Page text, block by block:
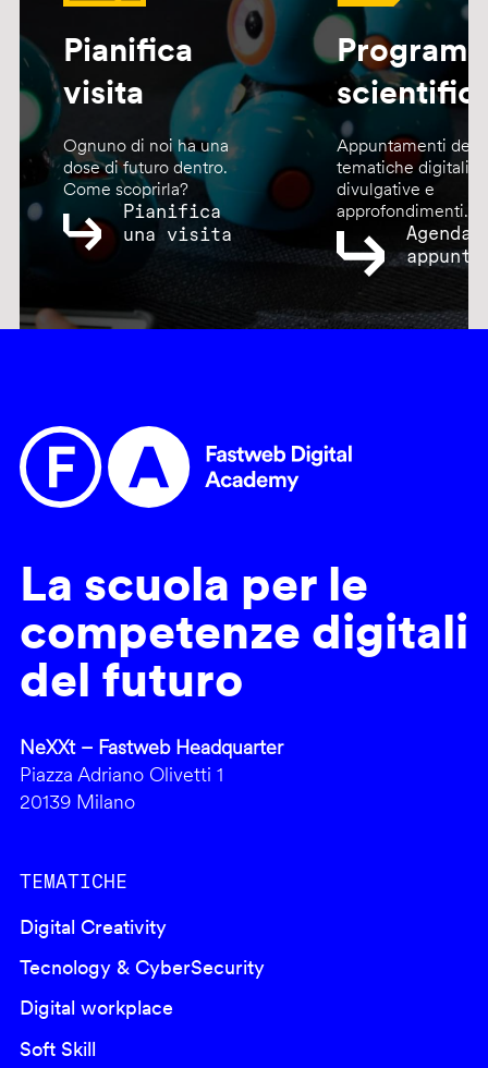
Pianifica
visita
Ognuno di noi ha una
dose di futuro dentro.
Come scoprirla?
Pianifica
una visita
Appuntamenti
tematiche digitali,
divulgative e
approfondimenti.
Agenda
La scuola per le
competenze digitali
del futuro
NeXXt – Fastweb Headquarter
Piazza Adriano Olivetti 1
20139 Milano
TEMATICHE
Digital Creativity
Tecnology & CyberSecurity
Digital workplace
Soft Skill